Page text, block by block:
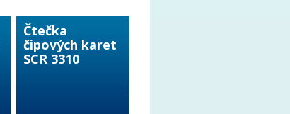
Čtečka
čipových karet
SCR 3310